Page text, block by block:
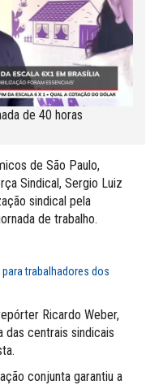
de 40 horas
de São Paulo,
Sindical, Sergio Luiz
sindical pela
de trabalho.
trabalhadores dos
Ricardo Weber,
das centrais sindicais
conjunta garantiu a